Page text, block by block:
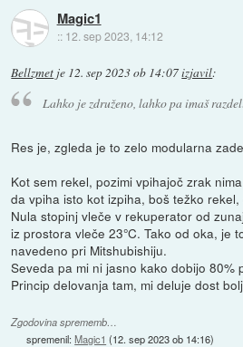
Magic1
:: 12. sep 2023, 14:12
Bellzmet je 12. sep 2023 ob 14:07izjavil:
Lahko je združeno, lahko pa imaš
Res je, zgleda je to zelo modularna
Kot sem rekel, pozimi vpihajoč zrak
da vpiha isto kot izpiha, boš težko
Nula stopinj vleče v rekuperator od
iz prostora vleče 23°C. Tako od oka, je
navedeno pri Mitshubishiju.
Seveda pa mi ni jasno kako dobijo 80%
Princip delovanja tam, mi deluje dost
Zgodovina sprememb…
spremenil:Magic1 (12. sep 2023 ob 14:16)